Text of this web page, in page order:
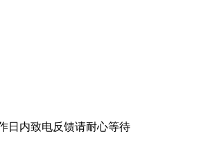
日内致电反馈请耐心等待